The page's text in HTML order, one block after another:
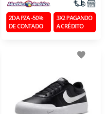
2DA PZA -50%
DE CONTADO
3X2 PAGANDO
A CRÉDITO
favorite